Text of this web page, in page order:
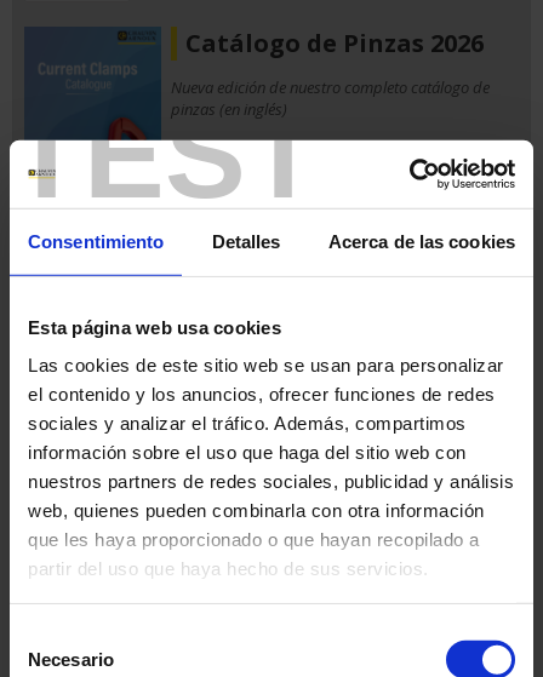
TEST
Consentimiento Detalles Acerca de las cookies
Esta página web usa cookies
Las cookies de este sitio web se usan para personalizar
el contenido y los anuncios, ofrecer funciones de redes
sociales y analizar el tráfico. Además, compartimos
información sobre el uso que haga del sitio web con
nuestros partners de redes sociales, publicidad y análisis
web, quienes pueden combinarla con otra información
que les haya proporcionado o que hayan recopilado a
partir del uso que haya hecho de sus servicios.
privacidad
Necesario
Catálogo de Pinzas 2026
Nueva edición de nuestro completo catálogo de
pinzas (en inglés)
Catálogo Pinzas 2026 (8.37 mo)
09 Feb 2026
Catálogo Test y Medida 2026
Catálogo T&M 2026 (15.73 mo)
01 Ene 2026